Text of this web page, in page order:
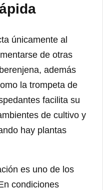
únicamente al
de otras
además
la trompeta de
facilita su
de cultivo y
hay plantas
es uno de los
condiciones